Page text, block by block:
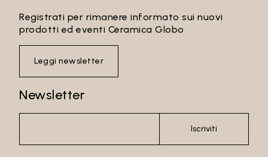
Registrati per rimanere informato sui nuovi
prodotti ed eventi Ceramica Globo
Leggi newsletter
Newsletter
Iscriviti